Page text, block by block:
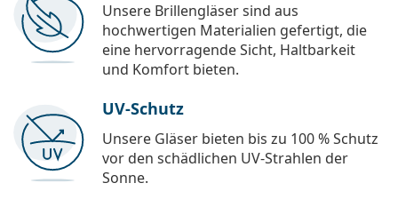
Unsere Brillengläser sind aus
hochwertigen Materialien gefertigt, die
eine hervorragende Sicht, Haltbarkeit
und Komfort bieten.
UV-Schutz
Unsere Gläser bieten bis zu 100 % Schutz
vor den schädlichen UV-Strahlen der
Sonne.